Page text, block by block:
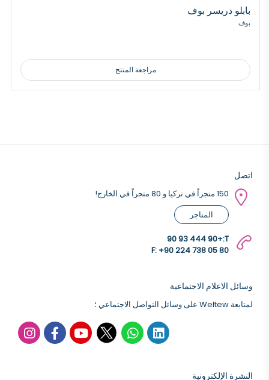
بابلو دريسر بوف
بوف
مراجعة المنتج
اتصل
150 متجراً في تركيا و 80 متجراً في الخارج!
المتاجر
T:
+90 444 93 90
F: +90 224 738 05 80
وسائل الاعلام الاجتماعية
لمتابعة Weltew على وسائل التواصل الاجتماعي ؛
النشرة الإلكترونية